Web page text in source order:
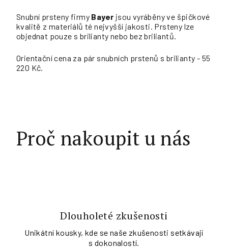
Snubní prsteny firmy Bayer jsou vyráběny ve špičkové
kvalitě z materiálů té nejvyšší jakosti. Prsteny lze
objednat pouze s brilianty nebo bez briliantů.
Orientační cena za pár snubních prstenů s brilianty - 55
220 Kč.
Proč nakoupit u nás
Dlouholeté zkušenosti
Unikátní kousky, kde se naše zkušenosti setkávají
s dokonalostí.